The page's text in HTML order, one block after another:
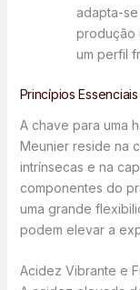
adapta-
produção
um perfil
Princípios
A chave para uma
Meunier reside na
intrínsecas e na
componentes do
uma grande
podem elevar a
Acidez Vibrante e